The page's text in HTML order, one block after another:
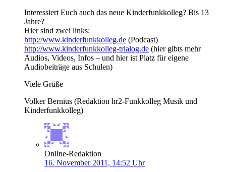
Interessiert Euch auch das neue Kinderfunkkolleg? Bis 13
Jahre?
Hier sind zwei links:
http://www.kinderfunkkolleg.de (Podcast)
http://www.kinderfunkkolleg-trialog.de (hier gibts mehr
Audios, Videos, Infos – und hier ist Platz für eigene
Audiobeiträge aus Schulen)
Viele Grüße
Volker Bernius (Redaktion hr2-Funkkolleg Musik und
Kinderfunkkolleg)
Online-Redaktion
16. November 2011, 14:52 Uhr